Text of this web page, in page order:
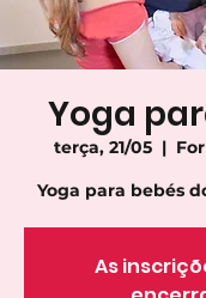
Yoga
terça, 21/05
  |
Yoga para bebés
As